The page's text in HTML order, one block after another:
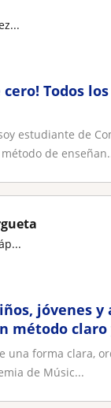
cero! Todos
estudiante de
de
jóvenes y
método
una forma clara,
de Músic...